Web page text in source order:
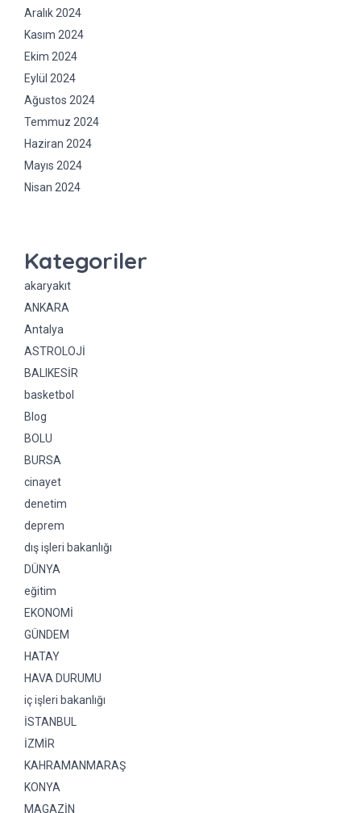
Aralık 2024
Kasım 2024
Ekim 2024
Eylül 2024
Ağustos 2024
Temmuz 2024
Haziran 2024
Mayıs 2024
Nisan 2024
Kategoriler
akaryakıt
ANKARA
Antalya
ASTROLOJİ
BALIKESİR
basketbol
Blog
BOLU
BURSA
cinayet
denetim
deprem
dış işleri bakanlığı
DÜNYA
eğitim
EKONOMİ
GÜNDEM
HATAY
HAVA DURUMU
iç işleri bakanlığı
İSTANBUL
İZMİR
KAHRAMANMARAŞ
KONYA
MAGAZİN